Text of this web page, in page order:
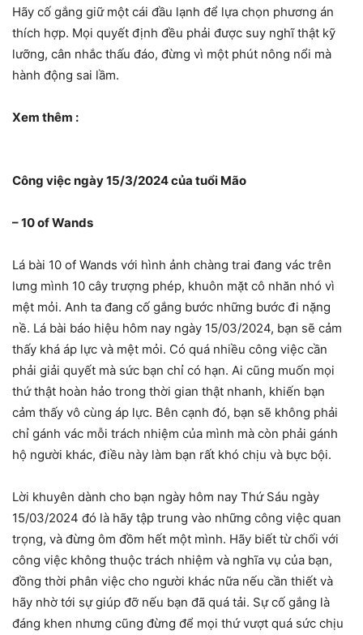
Hãy cố gắng giữ một cái đầu lạnh để lựa chọn phương án
thích hợp. Mọi quyết định đều phải được suy nghĩ thật kỹ
lưỡng, cân nhắc thấu đáo, đừng vì một phút nông nổi mà
hành động sai lầm.
Xem thêm :
Công việc ngày 15/3/2024 của tuổi Mão
– 10 of Wands
Lá bài 10 of Wands với hình ảnh chàng trai đang vác trên
lưng mình 10 cây trượng phép, khuôn mặt cô nhăn nhó vì
mệt mỏi. Anh ta đang cố gắng bước những bước đi nặng
nề. Lá bài báo hiệu hôm nay ngày 15/03/2024, bạn sẽ cảm
thấy khá áp lực và mệt mỏi. Có quá nhiều công việc cần
phải giải quyết mà sức bạn chỉ có hạn. Ai cũng muốn mọi
thứ thật hoàn hảo trong thời gian thật nhanh, khiến bạn
cảm thấy vô cùng áp lực. Bên cạnh đó, bạn sẽ không phải
chỉ gánh vác mỗi trách nhiệm của mình mà còn phải gánh
hộ người khác, điều này làm bạn rất khó chịu và bực bội.
Lời khuyên dành cho bạn ngày hôm nay Thứ Sáu ngày
15/03/2024 đó là hãy tập trung vào những công việc quan
trọng, và đừng ôm đồm hết một mình. Hãy biết từ chối với
công việc không thuộc trách nhiệm và nghĩa vụ của bạn,
đồng thời phân việc cho người khác nữa nếu cần thiết và
hãy nhờ tới sự giúp đỡ nếu bạn đã quá tải. Sự cố gắng là
đáng khen nhưng cũng đừng để mọi thứ vượt quá sức chịu